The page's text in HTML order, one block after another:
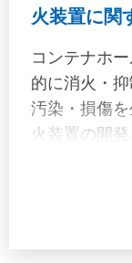
火装置に関
コンテナホ
的に消火・
汚染・損傷
火装置の開発